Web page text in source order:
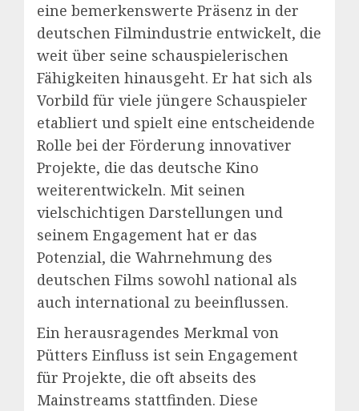
eine bemerkenswerte Präsenz in der
deutschen Filmindustrie entwickelt, die
weit über seine schauspielerischen
Fähigkeiten hinausgeht. Er hat sich als
Vorbild für viele jüngere Schauspieler
etabliert und spielt eine entscheidende
Rolle bei der Förderung innovativer
Projekte, die das deutsche Kino
weiterentwickeln. Mit seinen
vielschichtigen Darstellungen und
seinem Engagement hat er das
Potenzial, die Wahrnehmung des
deutschen Films sowohl national als
auch international zu beeinflussen.
Ein herausragendes Merkmal von
Pütters Einfluss ist sein Engagement
für Projekte, die oft abseits des
Mainstreams stattfinden. Diese